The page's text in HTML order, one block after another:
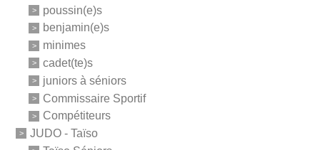
poussin(e)s
benjamin(e)s
minimes
cadet(te)s
juniors à séniors
Commissaire Sportif
Compétiteurs
JUDO - Taïso